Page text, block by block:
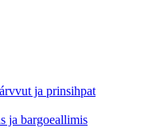
ja prinsihpat
ja bargoeallimis